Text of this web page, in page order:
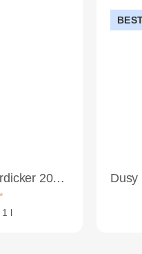
Dusy Envite Haarverdicker 200ml
*
l